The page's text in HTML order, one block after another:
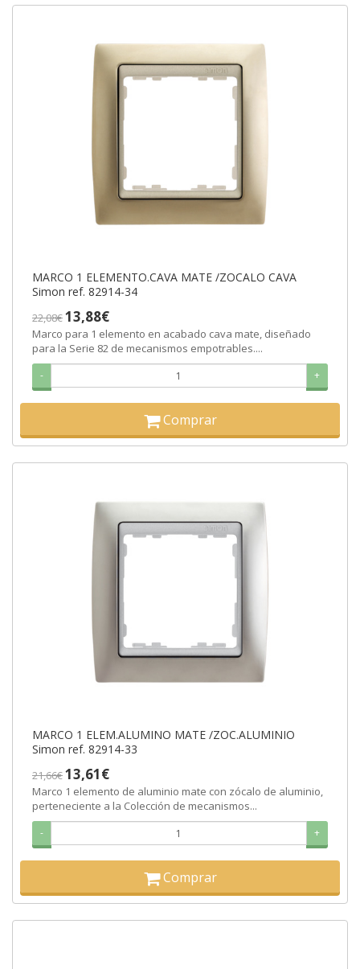
MARCO 1 ELEMENTO.CAVA MATE /ZOCALO CAVA
Simon ref. 82914-34
22,08€13,88€
Marco para 1 elemento en acabado cava mate, diseñado
para la Serie 82 de mecanismos empotrables....
- +
Comprar
MARCO 1 ELEM.ALUMINO MATE /ZOC.ALUMINIO
Simon ref. 82914-33
21,66€13,61€
Marco 1 elemento de aluminio mate con zócalo de aluminio,
perteneciente a la Colección de mecanismos...
- +
Comprar